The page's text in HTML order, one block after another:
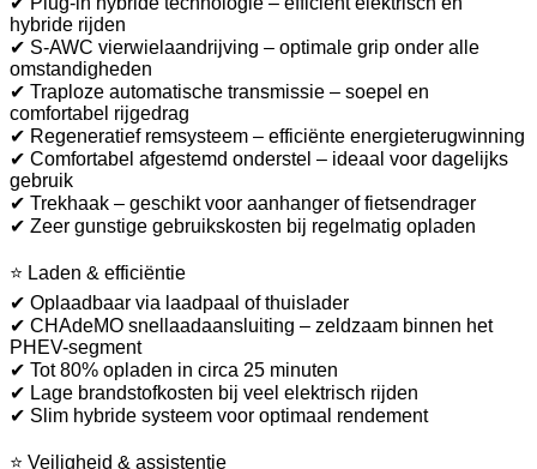
hybride rijden
✔ S-AWC vierwielaandrijving – optimale grip onder alle
omstandigheden
✔ Traploze automatische transmissie – soepel en
comfortabel rijgedrag
✔ Regeneratief remsysteem – efficiënte energieterugwinning
✔ Comfortabel afgestemd onderstel – ideaal voor dagelijks
gebruik
✔ Trekhaak – geschikt voor aanhanger of fietsendrager
✔ Zeer gunstige gebruikskosten bij regelmatig opladen
⭐ Laden & efficiëntie
✔ Oplaadbaar via laadpaal of thuislader
✔ CHAdeMO snellaadaansluiting – zeldzaam binnen het
PHEV-segment
✔ Tot 80% opladen in circa 25 minuten
✔ Lage brandstofkosten bij veel elektrisch rijden
✔ Slim hybride systeem voor optimaal rendement
⭐ Veiligheid & assistentie